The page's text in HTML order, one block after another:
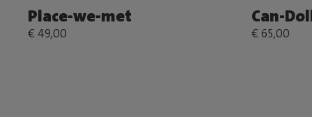
Place-we-met
€ 49,00
Can-
€ 65,00